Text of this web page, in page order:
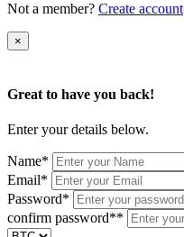
Not a member? Create account
×
Great to have you back!
Enter your details below.
Name*
Email*
Password*
confirm password**